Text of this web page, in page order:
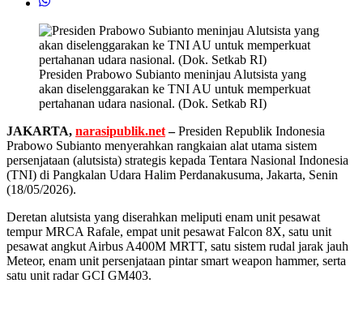
Presiden Prabowo Subianto meninjau Alutsista yang
akan diselenggarakan ke TNI AU untuk memperkuat
pertahanan udara nasional. (Dok. Setkab RI)
JAKARTA, narasipublik.net–Presiden Republik Indonesia
Prabowo Subianto menyerahkan rangkaian alat utama sistem
persenjataan (alutsista) strategis kepada Tentara Nasional Indonesia
(TNI) di Pangkalan Udara Halim Perdanakusuma, Jakarta, Senin
(18/05/2026).
Deretan alutsista yang diserahkan meliputi enam unit pesawat
tempur MRCA Rafale, empat unit pesawat Falcon 8X, satu unit
pesawat angkut Airbus A400M MRTT, satu sistem rudal jarak jauh
Meteor, enam unit persenjataan pintar smart weapon hammer, serta
satu unit radar GCI GM403.